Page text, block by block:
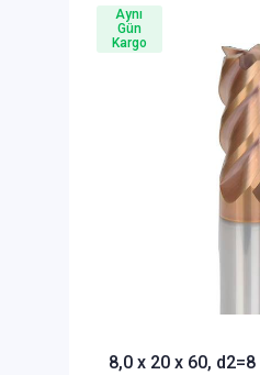
8,0 x 20 x 60,
Aynı
Gün
Kargo